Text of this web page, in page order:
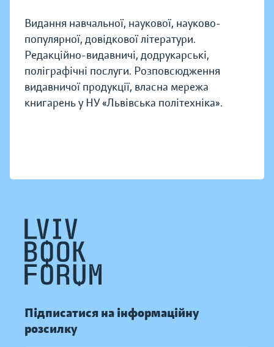
Видання навчальної, наукової, науково-
популярної, довідкової літератури.
Редакційно-видавничі, додрукарські,
поліграфічні послуги. Розповсюдження
видавничої продукції, власна мережа
книгарень у НУ «Львівська політехніка».
Підписатися на інформаційну
розсилку